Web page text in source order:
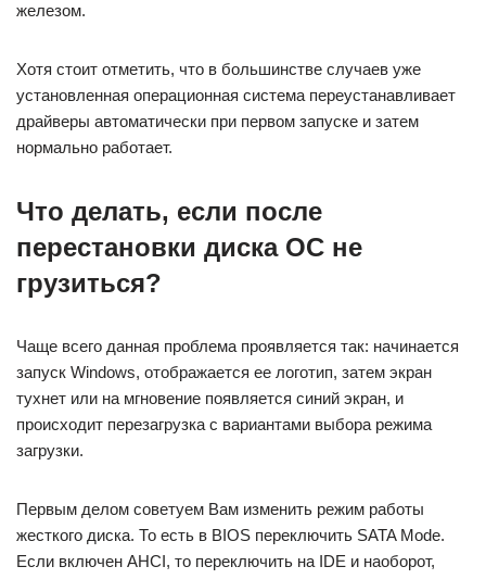
железом.
Хотя стоит отметить, что в большинстве случаев уже
установленная операционная система переустанавливает
драйверы автоматически при первом запуске и затем
нормально работает.
Что делать, если после
перестановки диска ОС не
грузиться?
Чаще всего данная проблема проявляется так: начинается
запуск Windows, отображается ее логотип, затем экран
тухнет или на мгновение появляется синий экран, и
происходит перезагрузка с вариантами выбора режима
загрузки.
Первым делом советуем Вам изменить режим работы
жесткого диска. То есть в BIOS переключить SATA Mode.
Если включен AHCI, то переключить на IDE и наоборот,